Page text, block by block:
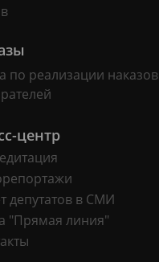
по реализации наказов
центр
депутатов в СМИ
"Прямая линия"